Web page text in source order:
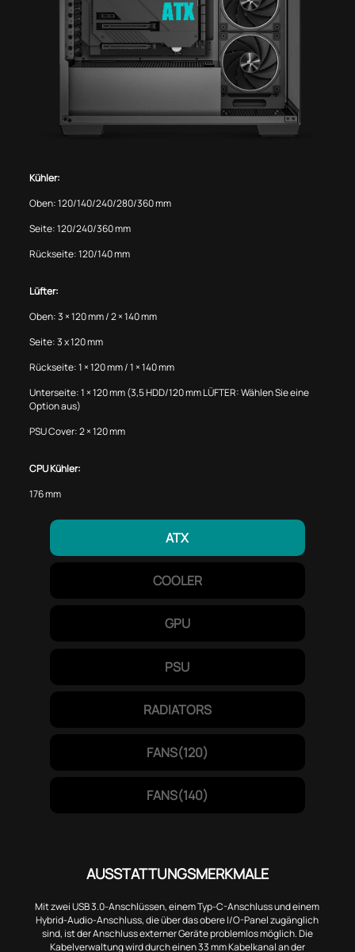
Kühler:
Oben: 120/140/240/280/360 mm
Seite: 120/240/360 mm
Rückseite: 120/140 mm
Lüfter:
Oben: 3 × 120 mm / 2 × 140 mm
Seite: 3 x 120 mm
Rückseite: 1 × 120 mm / 1 × 140 mm
Unterseite: 1 × 120 mm (3,5 HDD/120 mm LÜFTER: Wählen Sie eine
Option aus)
PSU Cover: 2 × 120 mm
CPU Kühler:
176 mm
ATX
COOLER
GPU
PSU
RADIATORS
FANS(120)
FANS(140)
AUSSTATTUNGSMERKMALE
Mit zwei USB 3.0-Anschlüssen, einem Typ-C-Anschluss und einem
Hybrid-Audio-Anschluss, die über das obere I/O-Panel zugänglich
sind, ist der Anschluss externer Geräte problemlos möglich. Die
Kabelverwaltung wird durch einen 33 mm Kabelkanal an der